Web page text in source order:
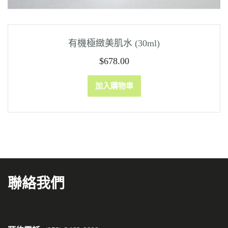
有機極緻美肌水 (30ml)
$678.00
加入購物車
聯絡我們